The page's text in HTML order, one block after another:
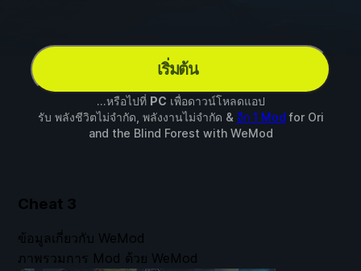
เริ่มต้น
...หรือไปที่ PC เพื่อดาวน์โหลดแอป
รับ พลังชีวิตไม่จำกัด, พลังงานไม่จำกัด & อีก 1 Mod for Ori
and the Blind Forest with WeMod
Cheat 3
ข้อมูลเกี่ยวกับ WeMod
ภาพรวมการ Mod ด้วย WeMod